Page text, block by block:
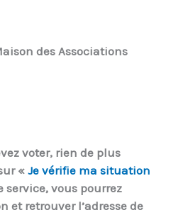
des Associations
voter, rien de plus
«Je vérifie ma situation
service, vous pourrez
et retrouver l’adresse de